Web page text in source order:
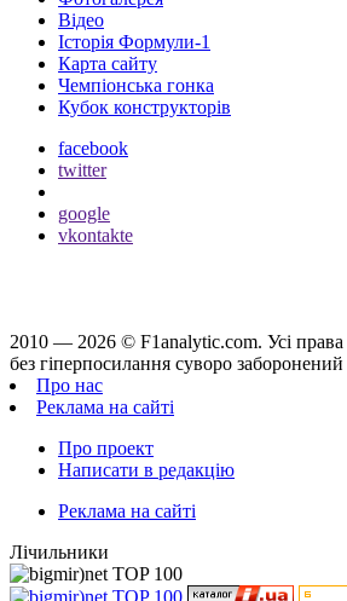
Відео
Історія Формули-1
Карта сайту
Чемпіонська гонка
Кубок конструкторів
facebook
twitter
google
vkontakte
2010 — 2026 © F1analytic.com. Усi
без гіперпосилання суворо заборонений
Про нас
Реклама на сайті
Про проект
Написати в редакцію
Реклама на сайті
Лічильники